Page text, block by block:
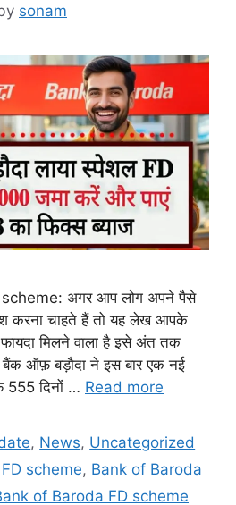
sonam
अगर आप लोग अपने पैसे
करना चाहते हैं तो यह लेख आपके
मिलने वाला है इसे अंत तक
ऑफ़ बड़ौदा ने इस बार एक नई
555 दिनों … Read more
, News, Uncategorized
scheme, Bank of Baroda
of Baroda FD scheme